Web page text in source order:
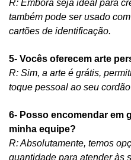
R: Embora seja ideal para
também pode ser usado
cartões de identificação.
5- Vocês oferecem arte
R: Sim, a arte é grátis,
toque pessoal ao seu
6- Posso encomendar em
minha equipe?
R: Absolutamente, temos
quantidade para atender às